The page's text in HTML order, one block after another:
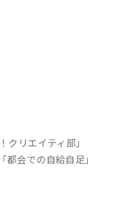
リエイティ部」
都会での自給自足」